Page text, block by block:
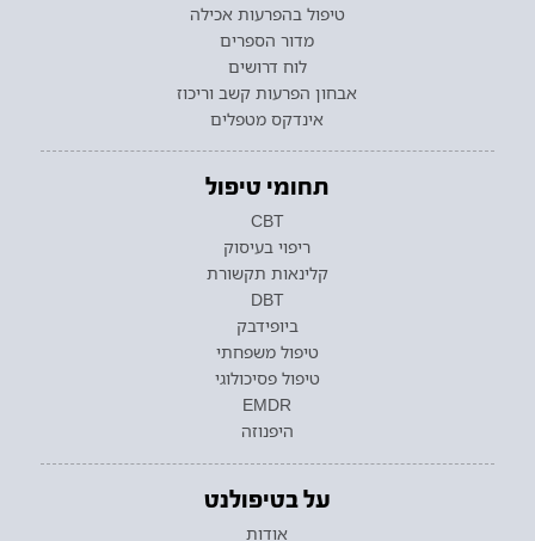
טיפול בהפרעות אכילה
מדור הספרים
לוח דרושים
אבחון הפרעות קשב וריכוז
אינדקס מטפלים
תחומי טיפול
CBT
ריפוי בעיסוק
קלינאות תקשורת
DBT
ביופידבק
טיפול משפחתי
טיפול פסיכולוגי
EMDR
היפנוזה
על בטיפולנט
אודות